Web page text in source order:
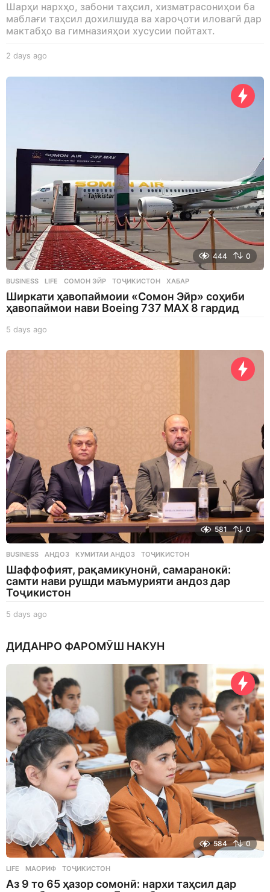
Шарҳи нархҳо, забони таҳсил, хизматрасониҳои ба
маблағи таҳсил дохилшуда ва хароҷоти иловагӣ дар
мактабҳо ва гимназияҳои хусусии пойтахт.
2 days ago
a
444 0
BUSINESS ,LIFE СОМОН ЭЙР ,ТОҶИКИСТОН ,ХАБАР
Ширкати ҳавопаймоии «Сомон Эйр» соҳиби
ҳавопаймои нави Boeing 737 MAX 8 гардид
5 days ago
a
581 0
BUSINESS АНДОЗ ,КУМИТАИ АНДОЗ ,ТОҶИКИСТОН
Шаффофият, рақамикунонӣ, самаранокӣ:
самти нави рушди маъмурияти андоз дар
Тоҷикистон
5 days ago
y
a
g
o
ДИДАНРО ФАРОМӮШ НАКУН
584 0
LIFE МАОРИФ ,ТОҶИКИСТОН
Аз 9 то 65 ҳазор сомонӣ: нархи таҳсил дар